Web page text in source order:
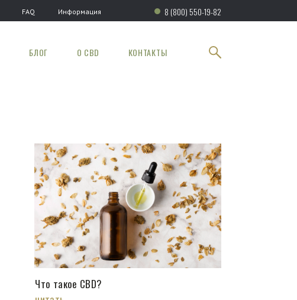
FAQ Информация 8 (800) 550-19-82
БЛОГ О CBD КОНТАКТЫ
Что такое CBD?